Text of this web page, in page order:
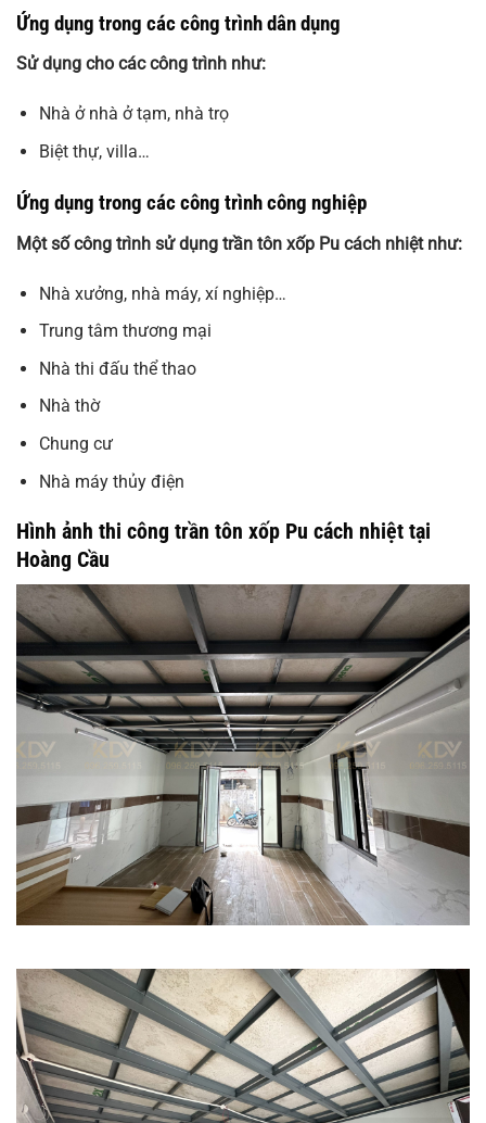
Ứng dụng trong các công trình dân dụng
Sử dụng cho các công trình như:
Nhà ở nhà ở tạm, nhà trọ
Biệt thự, villa…
Ứng dụng trong các công trình công nghiệp
Một số công trình sử dụng trần tôn xốp Pu cách nhiệt như:
Nhà xưởng, nhà máy, xí nghiệp…
Trung tâm thương mại
Nhà thi đấu thể thao
Nhà thờ
Chung cư
Nhà máy thủy điện
Hình ảnh thi công trần tôn xốp Pu cách nhiệt tại
Hoàng Cầu